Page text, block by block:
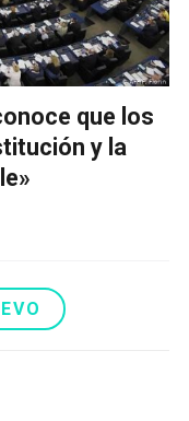
que los
y la